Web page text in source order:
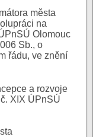
města
na
Olomouc
Sb., o
řádu, ve znění
a rozvoje
XIX ÚPnSÚ